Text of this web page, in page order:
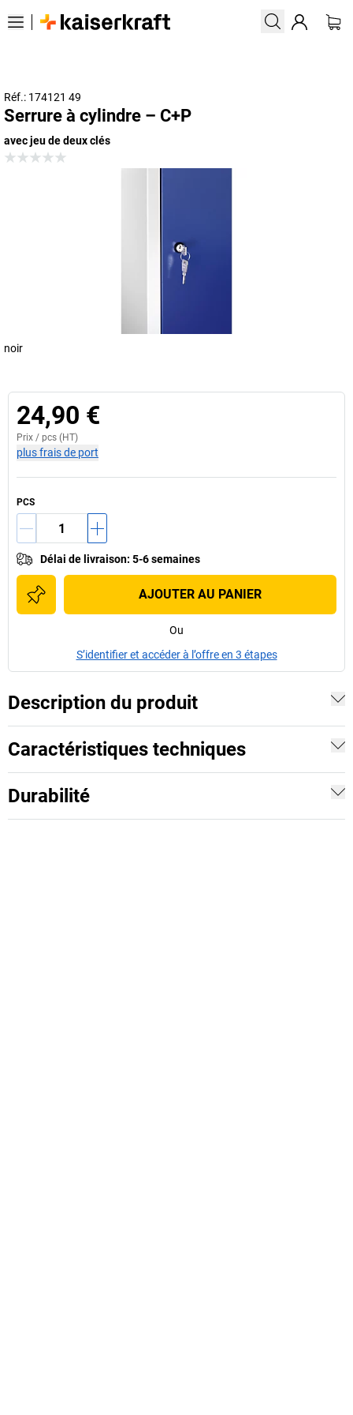
Réf.: 174121 49
Serrure à cylindre – C+P
avec jeu de deux clés
noir
24,90 €
Prix / pcs (HT)
plus frais de port
PCS
Délai de livraison: 5-6 semaines
AJOUTER AU PANIER
Ou
S’identifier et accéder à l’offre en 3 étapes
Description du produit
Caractéristiques techniques
Durabilité